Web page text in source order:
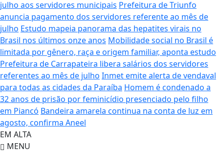
julho aos servidores municipais Prefeitura de Triunfo
anuncia pagamento dos servidores referente ao mês de
julho Estudo mapeia panorama das hepatites virais no
Brasil nos últimos onze anos Mobilidade social no Brasil é
limitada por gênero, raça e origem familiar, aponta estudo
Prefeitura de Carrapateira libera salários dos servidores
referentes ao mês de julho Inmet emite alerta de vendaval
para todas as cidades da Paraíba Homem é condenado a
32 anos de prisão por feminicídio presenciado pelo filho
em Piancó Bandeira amarela continua na conta de luz em
agosto, confirma Aneel
EM ALTA
MENU